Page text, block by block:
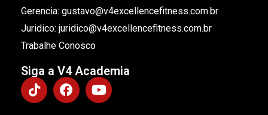
Gerencia: gustavo@v4excellencefitness.com.br
Juridico: juridico@v4excellencefitness.com.br
Trabalhe Conosco
Siga a V4 Academia